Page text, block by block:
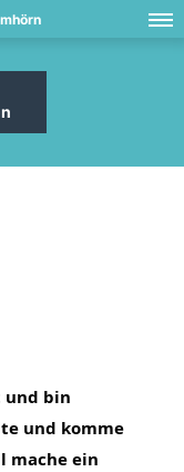
und bin
und komme
mache ein